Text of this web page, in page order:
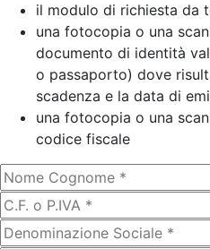
il modulo di richiesta da
una fotocopia o una
documento di identità
o passaporto) dove
scadenza e la data di
una fotocopia o una
codice fiscale